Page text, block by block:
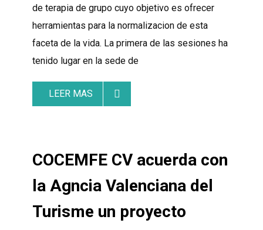
de terapia de grupo cuyo objetivo es ofrecer
herramientas para la normalizacion de esta
faceta de la vida. La primera de las sesiones ha
tenido lugar en la sede de
LEER MAS
COCEMFE CV acuerda con
la Agncia Valenciana del
Turisme un proyecto